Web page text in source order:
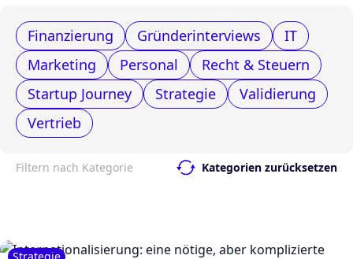
Finanzierung Gründerinterviews
IT
Marketing
Personal
Recht & Steuern
Startup Journey
Strategie
Validierung
Vertrieb
Filtern nach Kategorie Kategorien zurücksetzen